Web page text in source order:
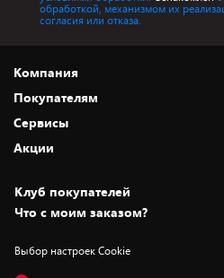
обработкой, механизмом их
согласия или отказа.
Компания
О нас
Адреса магазинов
Новости
Статьи и обзоры
Вакансии
Дай пять добру!
Покупателям
Как сделать заказ
Оплата и доставка
Безналичный расчёт
Обмен и возврат товара
Обработка персональных данных
Сервисы
Установка техники
Для игровых консолей
Для мобильных устройств
Акции
Скидки и промокоды
Белорусские товары
Бонусы
Клуб покупателей
Что с моим заказом?
Выбор настроек Cookie